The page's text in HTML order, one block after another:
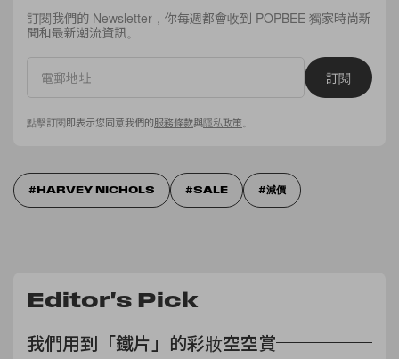
訂閱我們的 Newsletter，你每週都會收到 POPBEE 獨家時尚新
聞和最新潮流資訊。
訂閱
點擊訂閱即表示您同意我們的服務條款與隱私政策
HARVEY NICHOLS SALE 減價
Editor's Pick
我們用到「鐵片」的彩妝空空賞